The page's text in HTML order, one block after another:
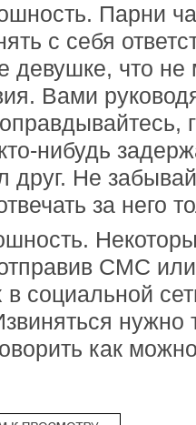
Парни
с себя
девушке, что не
Вами
нибудь
друг. Не
за него
СМС или
в социальной
нужно
как